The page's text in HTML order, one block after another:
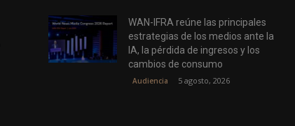
WAN-IFRA reúne las principales
estrategias de los medios ante la
IA, la pérdida de ingresos y los
cambios de consumo
Audiencia 5 agosto, 2026